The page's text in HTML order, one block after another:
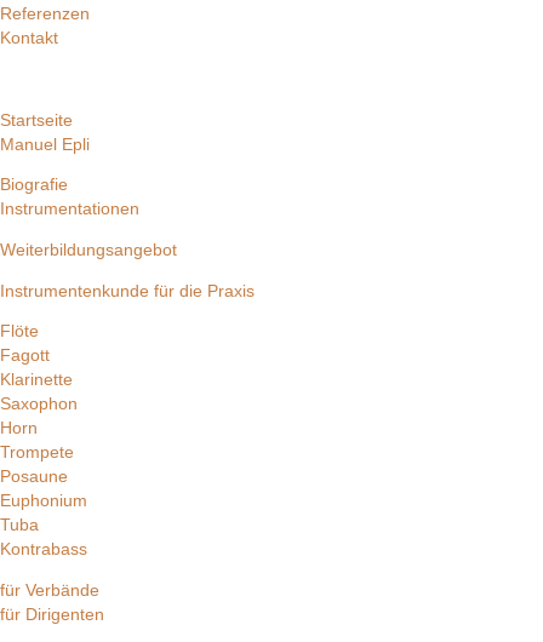
Referenzen
Kontakt
Startseite
Manuel Epli
Biografie
Instrumentationen
Weiterbildungsangebot
Instrumentenkunde für die Praxis
Flöte
Fagott
Klarinette
Saxophon
Horn
Trompete
Posaune
Euphonium
Tuba
Kontrabass
für Verbände
für Dirigenten